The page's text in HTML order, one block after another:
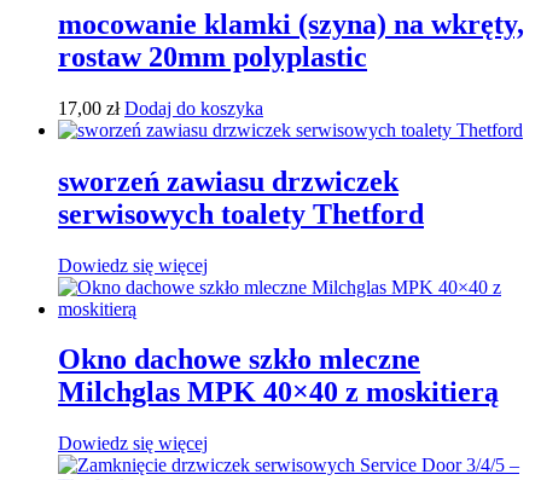
mocowanie klamki (szyna) na wkręty,
rostaw 20mm polyplastic
17,00 zł Dodaj do koszyka
sworzeń zawiasu drzwiczek
serwisowych toalety Thetford
Dowiedz się więcej
Okno dachowe szkło mleczne
Milchglas MPK 40×40 z moskitierą
Dowiedz się więcej